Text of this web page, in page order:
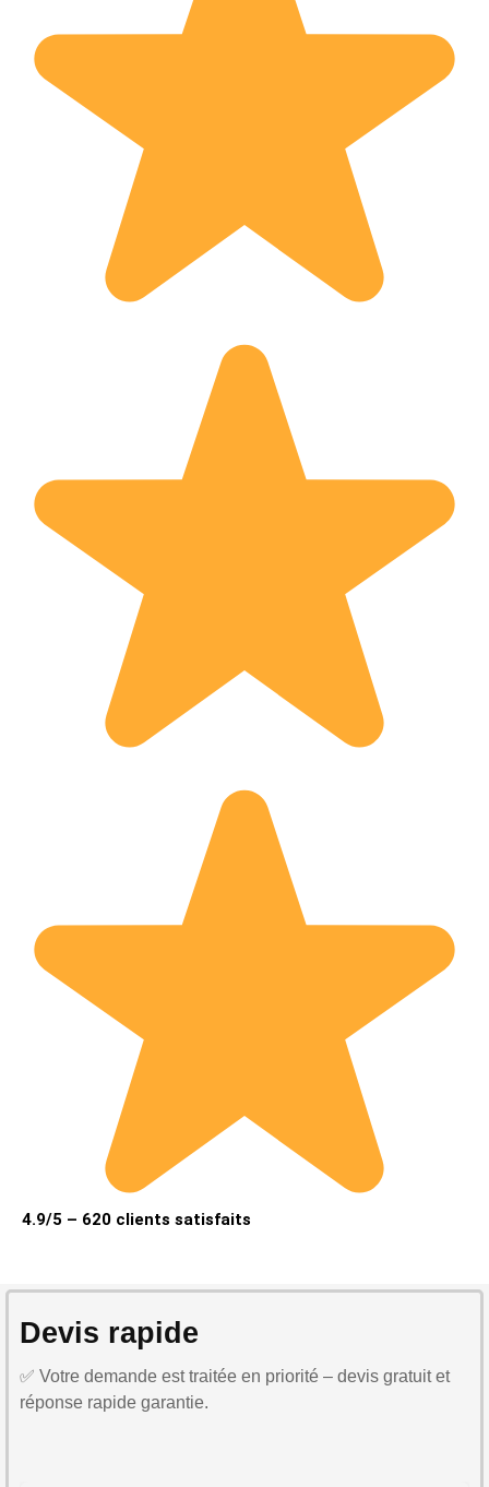
4.9/5 – 620 clients satisfaits
Devis rapide
✅ Votre demande est traitée en priorité – devis gratuit et
réponse rapide garantie.